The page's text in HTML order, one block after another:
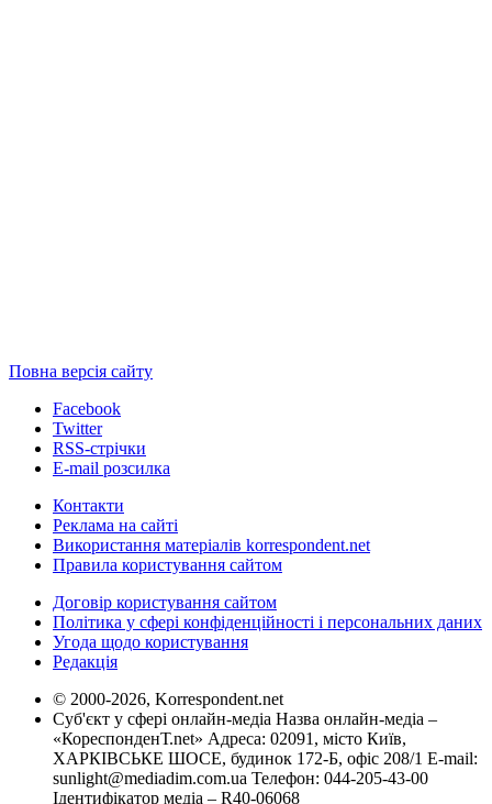
Повна версія сайту
Facebook
Twitter
RSS-стрічки
E-mail розсилка
Контакти
Реклама на сайті
Використання матеріалів korrespondent.net
Правила користування сайтом
Договір користування сайтом
Політика у сфері конфіденційності і персональних даних
Угода щодо користування
Редакція
© 2000-2026, Korrespondent.net
Суб'єкт у сфері онлайн-медіа Назва онлайн-медіа –
«КореспонденТ.net» Адреса: 02091, місто Київ,
ХАРКІВСЬКЕ ШОСЕ, будинок 172-Б, офіс 208/1 E-mail:
sunlight@mediadim.com.ua Телефон: 044-205-43-00
Ідентифікатор медіа – R40-06068